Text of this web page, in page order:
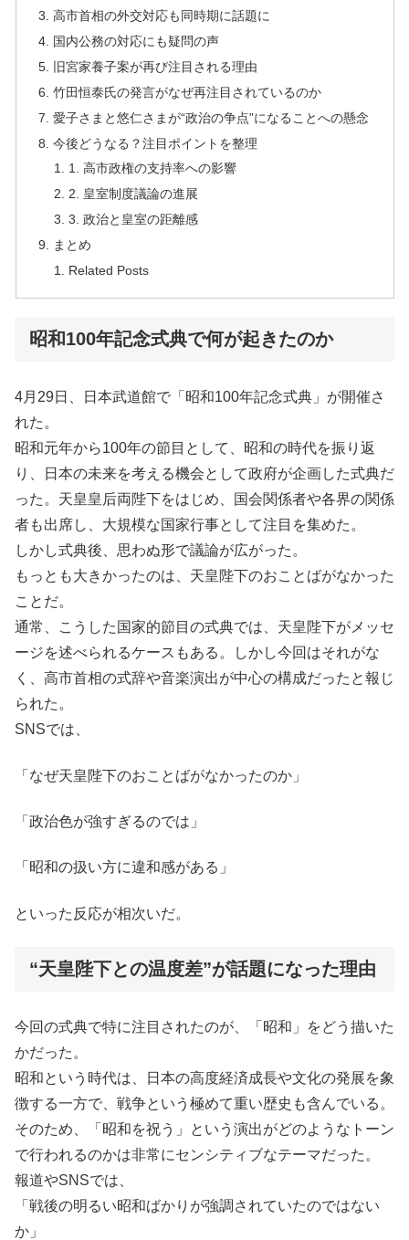
高市首相の外交対応も同時期に話題に
国内公務の対応にも疑問の声
旧宮家養子案が再び注目される理由
竹田恒泰氏の発言がなぜ再注目されているのか
愛子さまと悠仁さまが“政治の争点”になることへの懸念
今後どうなる？注目ポイントを整理
1. 高市政権の支持率への影響
2. 皇室制度議論の進展
3. 政治と皇室の距離感
まとめ
Related Posts
昭和100年記念式典で何が起きたのか
4月29日、日本武道館で「昭和100年記念式典」が開催さ
れた。
昭和元年から100年の節目として、昭和の時代を振り返
り、日本の未来を考える機会として政府が企画した式典だ
った。天皇皇后両陛下をはじめ、国会関係者や各界の関係
者も出席し、大規模な国家行事として注目を集めた。
しかし式典後、思わぬ形で議論が広がった。
もっとも大きかったのは、天皇陛下のおことばがなかった
ことだ。
通常、こうした国家的節目の式典では、天皇陛下がメッセ
ージを述べられるケースもある。しかし今回はそれがな
く、高市首相の式辞や音楽演出が中心の構成だったと報じ
られた。
SNSでは、
「なぜ天皇陛下のおことばがなかったのか」
「政治色が強すぎるのでは」
「昭和の扱い方に違和感がある」
といった反応が相次いだ。
“天皇陛下との温度差”が話題になった理由
今回の式典で特に注目されたのが、「昭和」をどう描いた
かだった。
昭和という時代は、日本の高度経済成長や文化の発展を象
徴する一方で、戦争という極めて重い歴史も含んでいる。
そのため、「昭和を祝う」という演出がどのようなトーン
で行われるのかは非常にセンシティブなテーマだった。
報道やSNSでは、
「戦後の明るい昭和ばかりが強調されていたのではない
か」